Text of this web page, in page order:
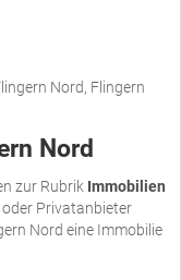
Nord, Flingern
Nord
zur Rubrik Immobilien
Privatanbieter
Nord eine Immobilie